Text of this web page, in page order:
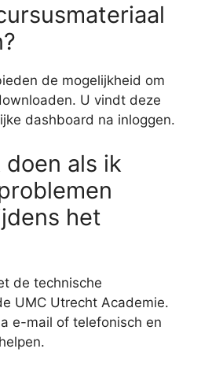
de mogelijkheid om
U vindt deze
dashboard na inloggen.
als ik
het
de technische
UMC Utrecht Academie.
e-mail of telefonisch en